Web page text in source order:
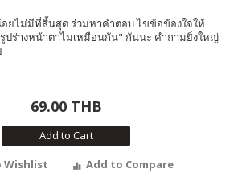
อยไม่มีที่สิ้นสุด ร่วมหาคำตอบ ไขข้อข้องใจให้
รูปร่างหน้าตาไม่เหมือนกัน" กันนะ คำถามยิ่งใหญ่
69.00 THB
Add to Cart
Wishlist
Add to Compare